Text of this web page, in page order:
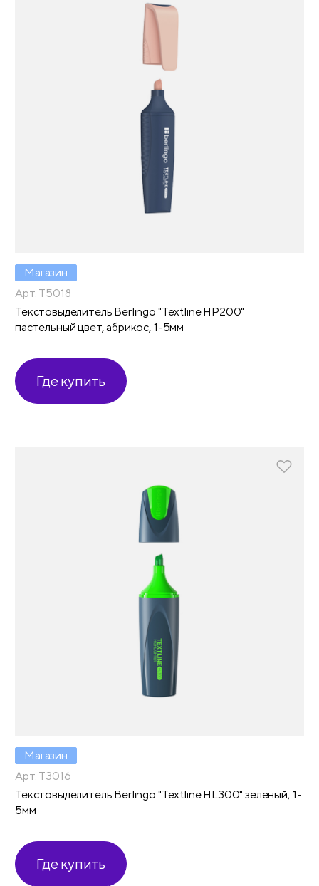
Магазин
Арт. T5018
Текстовыделитель Berlingo "Textline HP200"
пастельный цвет, абрикос, 1-5мм
Где купить
Магазин
Арт. T3016
Текстовыделитель Berlingo "Textline HL300" зеленый, 1-
5мм
Где купить